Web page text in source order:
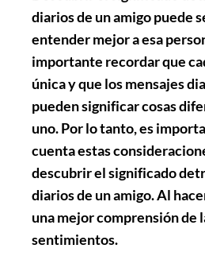
diarios de un amigo puede
entender mejor a esa
importante recordar que
única y que los mensajes
pueden significar cosas
uno. Por lo tanto, es
cuenta estas
descubrir el significado
diarios de un amigo. Al
una mejor comprensión de
sentimientos.